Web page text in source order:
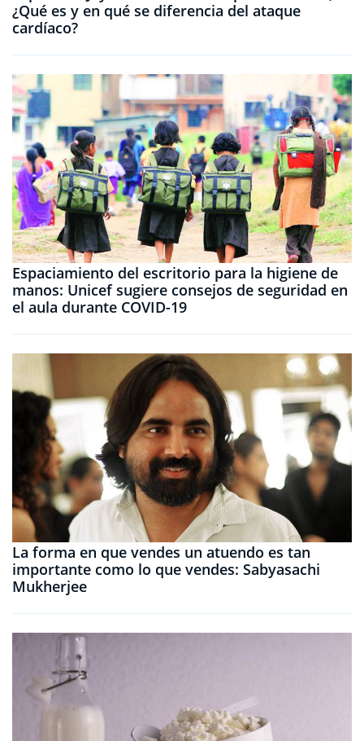
¿Qué es y en qué se diferencia del ataque
cardíaco?
Espaciamiento del escritorio para la higiene de
manos: Unicef ​​sugiere consejos de seguridad en
el aula durante COVID-19
La forma en que vendes un atuendo es tan
importante como lo que vendes: Sabyasachi
Mukherjee